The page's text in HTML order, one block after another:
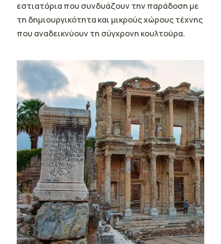
εστιατόρια που συνδυάζουν την παράδοση με
τη δημιουργικότητα και μικρούς χώρους τέχνης
που αναδεικνύουν τη σύγχρονη κουλτούρα.